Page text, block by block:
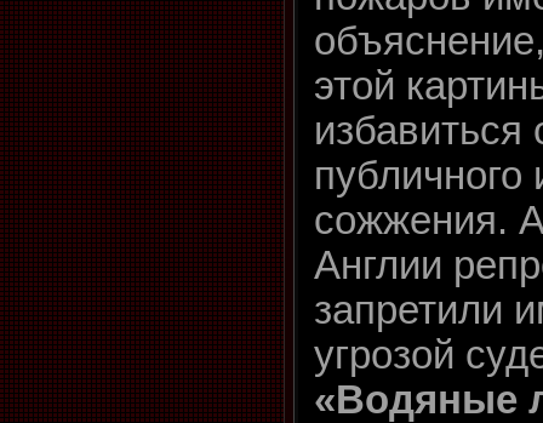
этой
избавиться
публичного
сожжения.
Англии
запретили
угрозой
«Водяные